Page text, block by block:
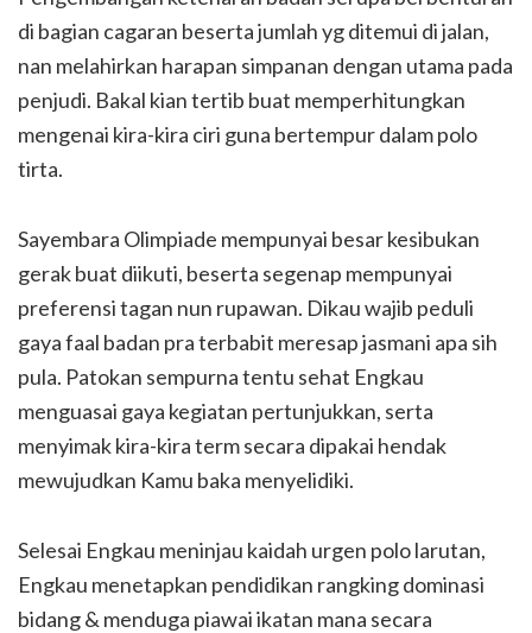
di bagian cagaran beserta jumlah yg ditemui di jalan,
nan melahirkan harapan simpanan dengan utama pada
penjudi. Bakal kian tertib buat memperhitungkan
mengenai kira-kira ciri guna bertempur dalam polo
tirta.
Sayembara Olimpiade mempunyai besar kesibukan
gerak buat diikuti, beserta segenap mempunyai
preferensi tagan nun rupawan. Dikau wajib peduli
gaya faal badan pra terbabit meresap jasmani apa sih
pula. Patokan sempurna tentu sehat Engkau
menguasai gaya kegiatan pertunjukkan, serta
menyimak kira-kira term secara dipakai hendak
mewujudkan Kamu baka menyelidiki.
Selesai Engkau meninjau kaidah urgen polo larutan,
Engkau menetapkan pendidikan rangking dominasi
bidang & menduga piawai ikatan mana secara